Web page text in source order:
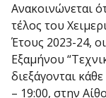
Ανακοινώνεται
τέλος του
Έτους 2023-24,
Εξαμήνου
διεξάγονται
– 19:00, στην